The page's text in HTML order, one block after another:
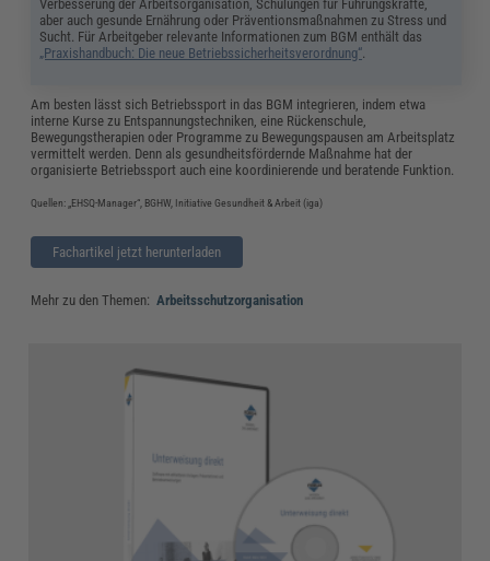
Verbesserung der Arbeitsorganisation, Schulungen für Führungskräfte,
aber auch gesunde Ernährung oder Präventionsmaßnahmen zu Stress und
Sucht. Für Arbeitgeber relevante Informationen zum BGM enthält das
„Praxishandbuch: Die neue Betriebssicherheitsverordnung“
Am besten lässt sich Betriebssport in das BGM integrieren, indem etwa
interne Kurse zu Entspannungstechniken, eine Rückenschule,
Bewegungstherapien oder Programme zu Bewegungspausen am Arbeitsplatz
vermittelt werden. Denn als gesundheitsfördernde Maßnahme hat der
organisierte Betriebssport auch eine koordinierende und beratende Funktion.
Quellen: „EHSQ-Manager“, BGHW, Initiative Gesundheit & Arbeit (iga)
Fachartikel jetzt herunterladen
Mehr zu den Themen: Arbeitsschutzorganisation